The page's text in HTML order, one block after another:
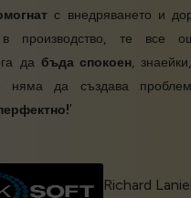
с внедряването и
производство, те все
да бъда спокоен,
няма да създава
’
Richard Laniel